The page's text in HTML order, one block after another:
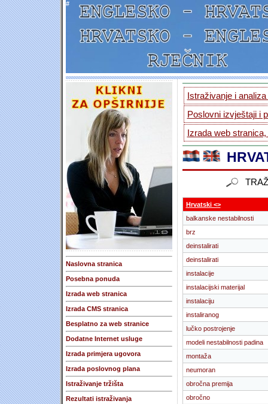
#
Naslovna stranica
Posebna ponuda
Izrada web stranica
Izrada CMS stranica
Besplatno za web stranice
Dodatne Internet usluge
Izrada primjera ugovora
Izrada poslovnog plana
Istraživanje tržišta
Rezultati istraživanja
Istraživanje i
Poslovni izvještaji i
Izrada web
Hrvatski <>
balkanske nestabilnosti
brz
deinstalirati
deinstalirati
instalacije
instalacijski materijal
instalaciju
instaliranog
lučko postrojenje
modeli nestabilnosti padina
montaža
neumoran
obročna premija
obročno